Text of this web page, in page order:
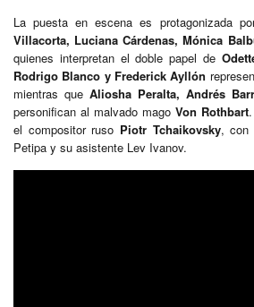
La puesta en escena es protagonizada
Villacorta, Luciana Cárdenas, Mónica
quienes interpretan el doble papel de
Rodrigo Blanco y Frederick Ayllón
mientras que Aliosha Peralta, Andrés
personifican al malvado mago Von Rothbart
el compositor ruso Piotr Tchaikovsky, con
Petipa y su asistente Lev Ivanov.